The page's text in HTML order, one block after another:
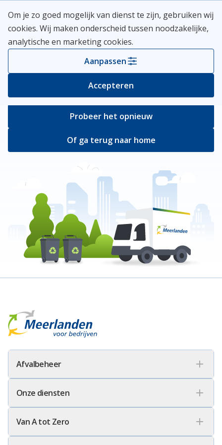
naar
inhoud
Meerlanden Logo
Open
Er ging iets mis
Bij het ophalen van de pagina ging er iets
verkeerd.
Probeer het opnieuw
Of ga terug naar home
Meerlanden Voor Bedrijven Logo
Afvalbeheer
Onze diensten
Van A tot Zero
Om je zo goed mogelijk van dienst te zijn, gebruiken wij
cookies. Wij maken onderscheid tussen noodzakelijke,
analytische en marketing cookies.
Aanpassen
Accepteren